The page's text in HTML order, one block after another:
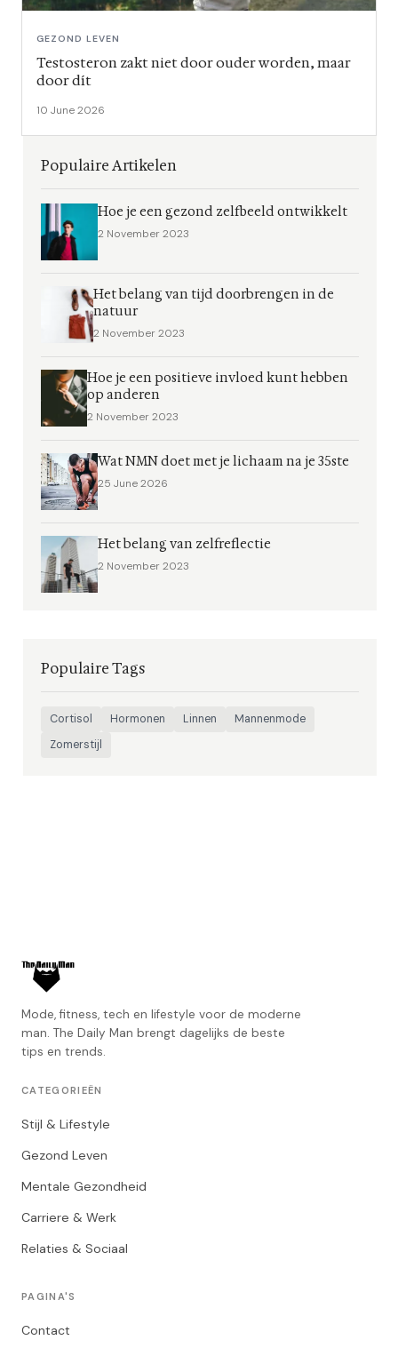
GEZOND LEVEN
Testosteron zakt niet door ouder worden, maar
door dít
10 June 2026
Populaire Artikelen
Hoe je een gezond zelfbeeld ontwikkelt
2 November 2023
Het belang van tijd doorbrengen in de
natuur
2 November 2023
Hoe je een positieve invloed kunt hebben
op anderen
2 November 2023
Wat NMN doet met je lichaam na je 35ste
25 June 2026
Het belang van zelfreflectie
2 November 2023
Populaire Tags
Cortisol Hormonen Linnen
Mannenmode
Zomerstijl
Mode, fitness, tech en lifestyle voor de moderne
man. The Daily Man brengt dagelijks de beste
tips en trends.
CATEGORIEËN
Stijl & Lifestyle
Gezond Leven
Mentale Gezondheid
Carriere & Werk
Relaties & Sociaal
PAGINA'S
Contact